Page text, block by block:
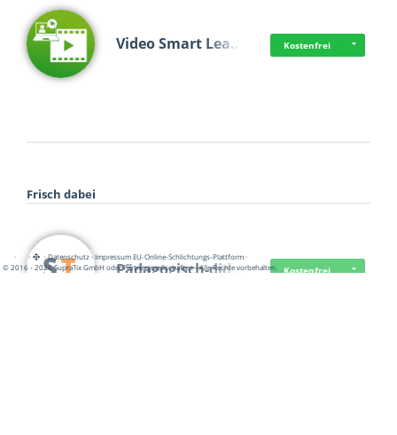
Video Smart Lea… Kostenfrei
Frisch dabei
Pädagogisch-did… Kostenfrei
· · ·Datenschutz·Impressum EU-Online-Schlichtungs-Plattform·
© 2016 - 2026 SupraTix GmbH oder Partnergesellschaften - Alle Rechte vorbehalten.